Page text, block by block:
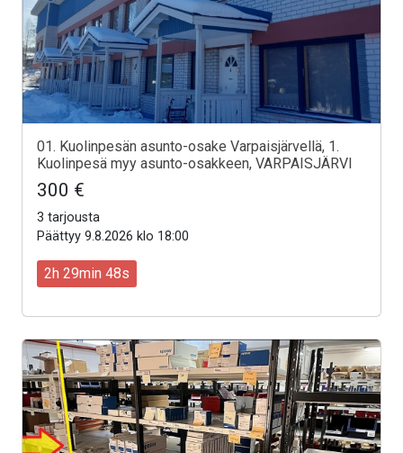
01. Kuolinpesän asunto-osake Varpaisjärvellä, 1.
Kuolinpesä myy asunto-osakkeen, VARPAISJÄRVI
300 €
3 tarjousta
Päättyy 9.8.2026 klo 18:00
2h 29min 46s